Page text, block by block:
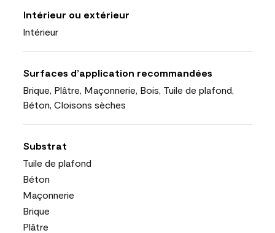
Intérieur ou extérieur
Intérieur
Surfaces d’application recommandées
Brique, Plâtre, Maçonnerie, Bois, Tuile de plafond,
Béton, Cloisons sèches
Substrat
Tuile de plafond
Béton
Maçonnerie
Brique
Plâtre